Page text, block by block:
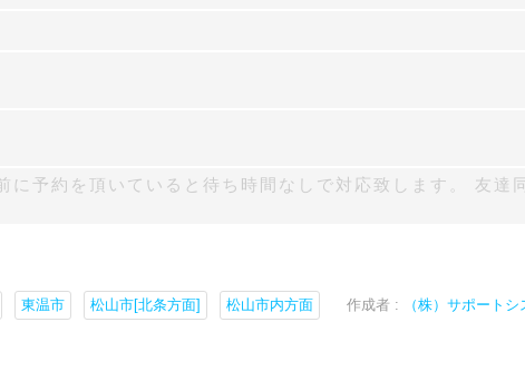
予約を頂いていると待ち時間なしで対応致します。 友達
東温市 松山市[北条方面] 松山市内方面 作成者 : （株）サポート